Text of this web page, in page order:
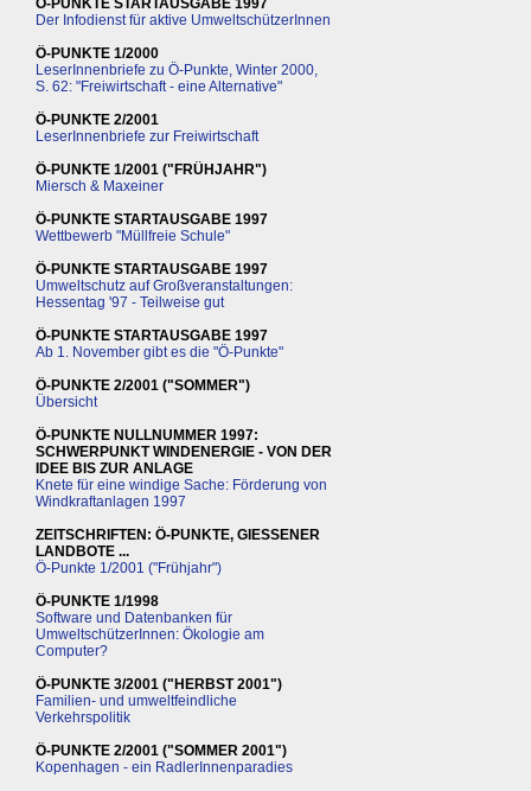
Ö-PUNKTE STARTAUSGABE 1997
Der Infodienst für aktive UmweltschützerInnen
Ö-PUNKTE 1/2000
LeserInnenbriefe zu Ö-Punkte, Winter 2000,
S. 62: "Freiwirtschaft - eine Alternative"
Ö-PUNKTE 2/2001
LeserInnenbriefe zur Freiwirtschaft
Ö-PUNKTE 1/2001 ("FRÜHJAHR")
Miersch & Maxeiner
Ö-PUNKTE STARTAUSGABE 1997
Wettbewerb "Müllfreie Schule"
Ö-PUNKTE STARTAUSGABE 1997
Umweltschutz auf Großveranstaltungen:
Hessentag '97 - Teilweise gut
Ö-PUNKTE STARTAUSGABE 1997
Ab 1. November gibt es die "Ö-Punkte"
Ö-PUNKTE 2/2001 ("SOMMER")
Übersicht
Ö-PUNKTE NULLNUMMER 1997:
SCHWERPUNKT WINDENERGIE - VON DER
IDEE BIS ZUR ANLAGE
Knete für eine windige Sache: Förderung von
Windkraftanlagen 1997
ZEITSCHRIFTEN: Ö-PUNKTE, GIESSENER
LANDBOTE ...
Ö-Punkte 1/2001 ("Frühjahr")
Ö-PUNKTE 1/1998
Software und Datenbanken für
UmweltschützerInnen: Ökologie am
Computer?
Ö-PUNKTE 3/2001 ("HERBST 2001")
Familien- und umweltfeindliche
Verkehrspolitik
Ö-PUNKTE 2/2001 ("SOMMER 2001")
Kopenhagen - ein RadlerInnenparadies